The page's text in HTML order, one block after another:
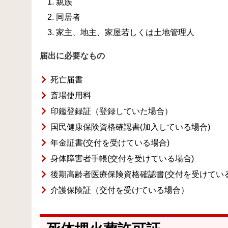
親族
同居者
家主、地主、家屋若しくは土地管理人
届出に必要なもの
死亡届書
斎場使用料
印鑑登録証（登録していた場合）
国民健康保険資格確認書(加入している場合)
年金証書(交付を受けている場合)
身体障害者手帳(交付を受けている場合)
後期高齢者医療保険資格確認書(交付を受けて
介護保険証（交付を受けている場合）